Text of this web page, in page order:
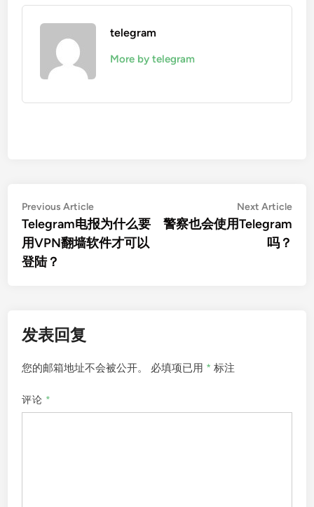
telegram
More by telegram
文
章
导
航
Previous ArticlePrevious
article:
Telegram电报为什么要
用VPN翻墙软件才可以
登陆？
Next Article
警察也会使用Telegram
吗？
发表回复
您的邮箱地址不会被公开。 必填项已用 * 标注
评论 *